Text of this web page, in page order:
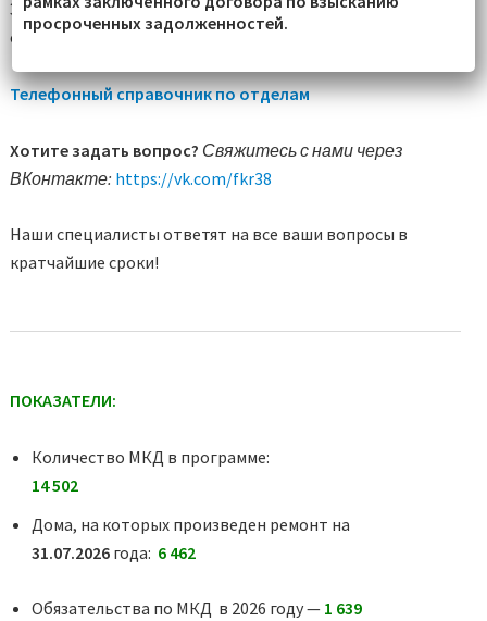
Электронная почта: fond@stz.fkr38.ru (только для
обращений юридических лиц)
Телефонный справочник по отделам
Хотите задать вопрос? Свяжитесь с нами через
ВКонтакте: https://vk.com/fkr38
Наши специалисты ответят на все ваши вопросы в
кратчайшие сроки!
ПОКАЗАТЕЛИ:
Количество МКД в программе:
14 502
Дома, на которых произведен ремонт на
31.07.2026 года: 6 462
Обязательства по МКД в 2026 году — 1 639
просроченных задолженностей.